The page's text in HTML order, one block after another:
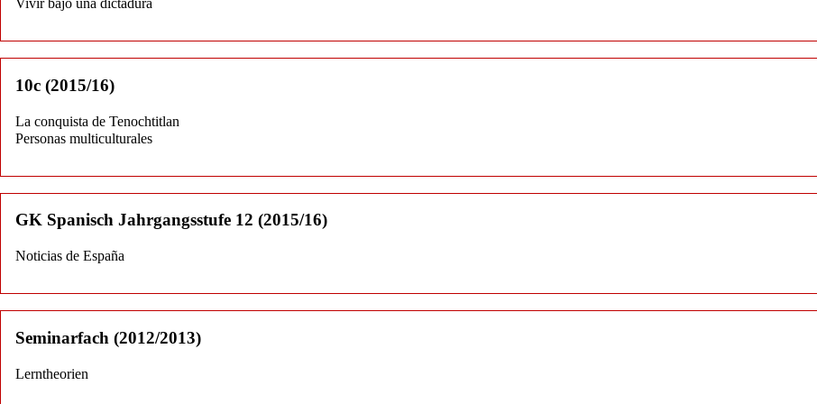
Vivir bajo una dictadura
10c (2015/16)
La conquista de Tenochtitlan
Personas multiculturales
GK Spanisch Jahrgangsstufe 12 (2015/16)
Noticias de España
Seminarfach (2012/2013)
Lerntheorien